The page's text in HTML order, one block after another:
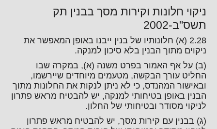
ניקוי חלונות וקירות מסך בבנין תק
תשס"ב-2002
2.28 (א) חלונותיו של בנין ייבנו באופן המאפשר את
ניקוים מתוך הבנין בלא סיכון למנקה.
(ב) על אף האמור בפרט משנה (א), במקרה שבו
החליט עורך הבקשה, מטעמים מיוחדים שיירשמו,
ובאישור המהנדס, כי לא ניתן לנקות את החלונות מתוך
הבנין באופן בטיחותי למנקה, יש להבטיח מראש פתרון
לניקוי מסודר ובטיחותי של החלון.
(ג) בבנין עם קירות מסך, יש להבטיח מראש פתרון